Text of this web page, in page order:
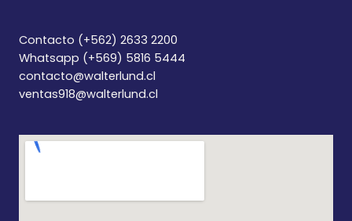
Contacto (+562) 2633 2200
Whatsapp (+569) 5816 5444
contacto@walterlund.cl
ventas918@walterlund.cl